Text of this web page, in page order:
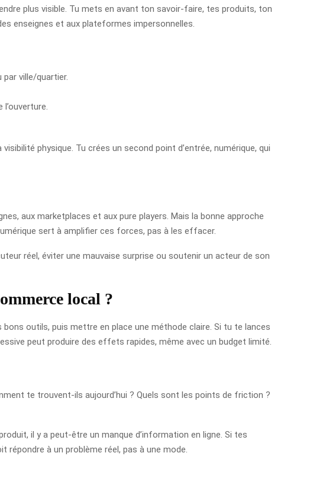
plus visible. Tu mets en avant ton savoir-faire, tes produits, ton
enseignes et aux plateformes impersonnelles.
par ville/quartier.
physique. Tu crées un second point d’entrée, numérique, qui
aux marketplaces et aux pure players. Mais la bonne approche
sert à amplifier ces forces, pas à les effacer.
réel, éviter une mauvaise surprise ou soutenir un acteur de son
local ?
outils, puis mettre en place une méthode claire. Si tu te lances
peut produire des effets rapides, même avec un budget limité.
te trouvent-ils aujourd’hui ? Quels sont les points de friction ?
il y a peut-être un manque d’information en ligne. Si tes
à un problème réel, pas à une mode.